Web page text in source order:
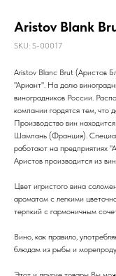
Aristov Blank
SKU: S-00017
Aristov Blanc Brut (Аристов
"Ариант". На долю
виноградников России.
компании гордятся тем, что
Производство вин
Шампань (Франция).
работают на предприятиях
Аристов производится из
Цвет игристого вина
ароматом с легкими
терпкий с гармоничным
Вино, как правило,
блюдам из рыбы и